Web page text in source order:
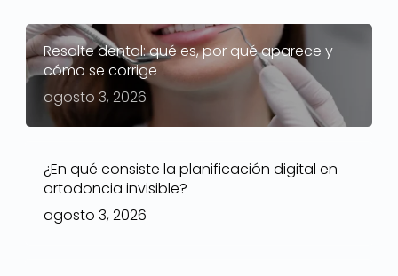
Resalte dental: qué es, por qué aparece y
cómo se corrige
agosto 3, 2026
¿En qué consiste la planificación digital en
ortodoncia invisible?
agosto 3, 2026